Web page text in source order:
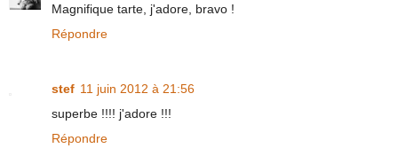
Magnifique tarte, j'adore, bravo !
Répondre
stef 11 juin 2012 à 21:56
superbe !!!! j'adore !!!
Répondre